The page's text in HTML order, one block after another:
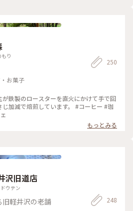
、美味しくて癒やしの時間になりました
野 #Myことりっぷ #私のことりっぷ2022
り
お菓子
250
鉄製のロースターを直火にかけて手で回
じ加減で焙煎しています。 #コーヒー #珈
もっとみる
沢旧道店
ウテン
軽井沢の老舗 248